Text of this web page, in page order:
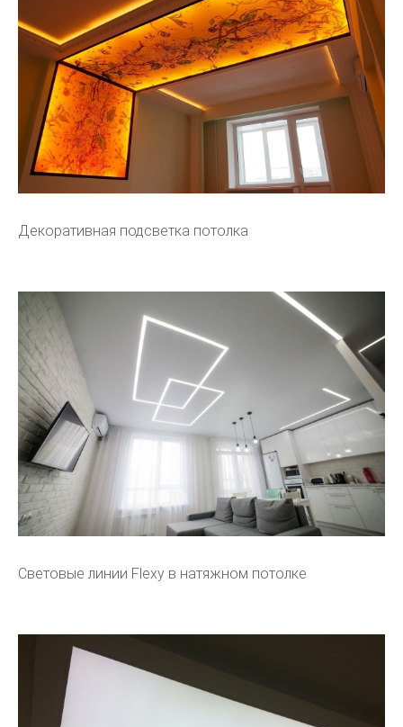
Декоративная подсветка потолка
Световые линии Flexy в натяжном потолке